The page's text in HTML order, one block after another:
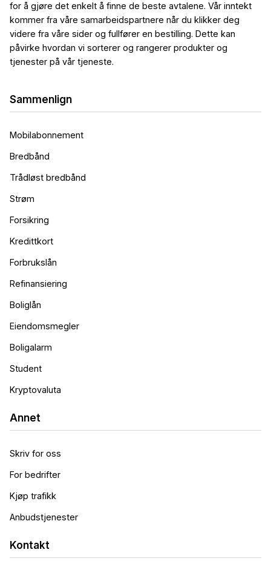
for å gjøre det enkelt å finne de beste avtalene. Vår inntekt
kommer fra våre samarbeidspartnere når du klikker deg
videre fra våre sider og fullfører en bestilling. Dette kan
påvirke hvordan vi sorterer og rangerer produkter og
tjenester på vår tjeneste.
Sammenlign
Mobilabonnement
Bredbånd
Trådløst bredbånd
Strøm
Forsikring
Kredittkort
Forbrukslån
Refinansiering
Boliglån
Eiendomsmegler
Boligalarm
Student
Kryptovaluta
Annet
Skriv for oss
For bedrifter
Kjøp trafikk
Anbudstjenester
Kontakt